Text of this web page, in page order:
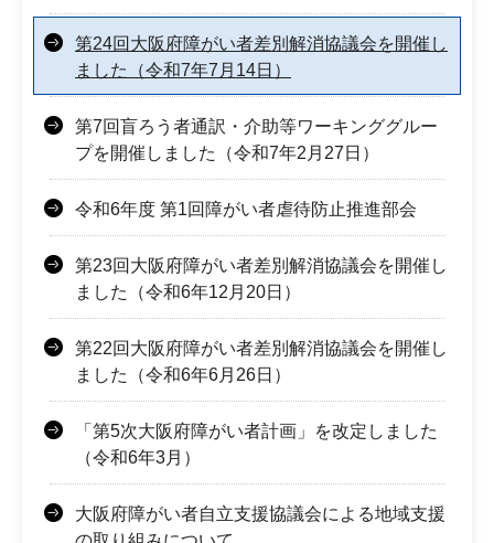
第24回大阪府障がい者差別解消協議会を開催し
ました（令和7年7月14日）
第7回盲ろう者通訳・介助等ワーキンググルー
プを開催しました（令和7年2月27日）
令和6年度 第1回障がい者虐待防止推進部会
第23回大阪府障がい者差別解消協議会を開催し
ました（令和6年12月20日）
第22回大阪府障がい者差別解消協議会を開催し
ました（令和6年6月26日）
「第5次大阪府障がい者計画」を改定しました
（令和6年3月）
大阪府障がい者自立支援協議会による地域支援